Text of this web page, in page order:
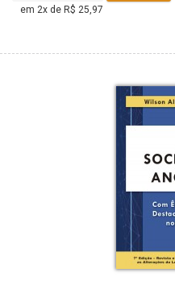
em 2x de R$ 25,97